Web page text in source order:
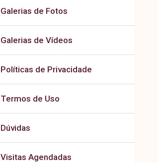
Galerias de Fotos
Galerias de Vídeos
Políticas de Privacidade
Termos de Uso
Dúvidas
Visitas Agendadas